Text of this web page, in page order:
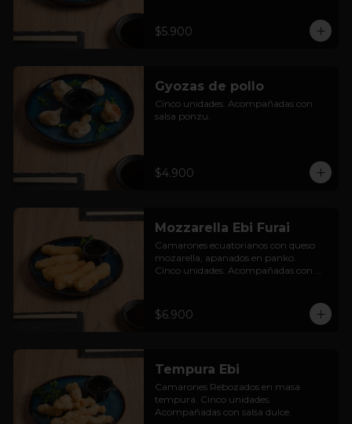
$5.900
Gyozas de pollo
Cinco unidades. Acompañadas con
salsa ponzu.
$4.900
Mozzarella Ebi Furai
Camarones ecuatorianos con queso
mozarella, apanados en panko.
Cinco unidades. Acompañadas con
$6.900
Tempura Ebi
Camarones Rebozados en masa
tempura. Cinco unidades.
Acompañadas con salsa dulce.